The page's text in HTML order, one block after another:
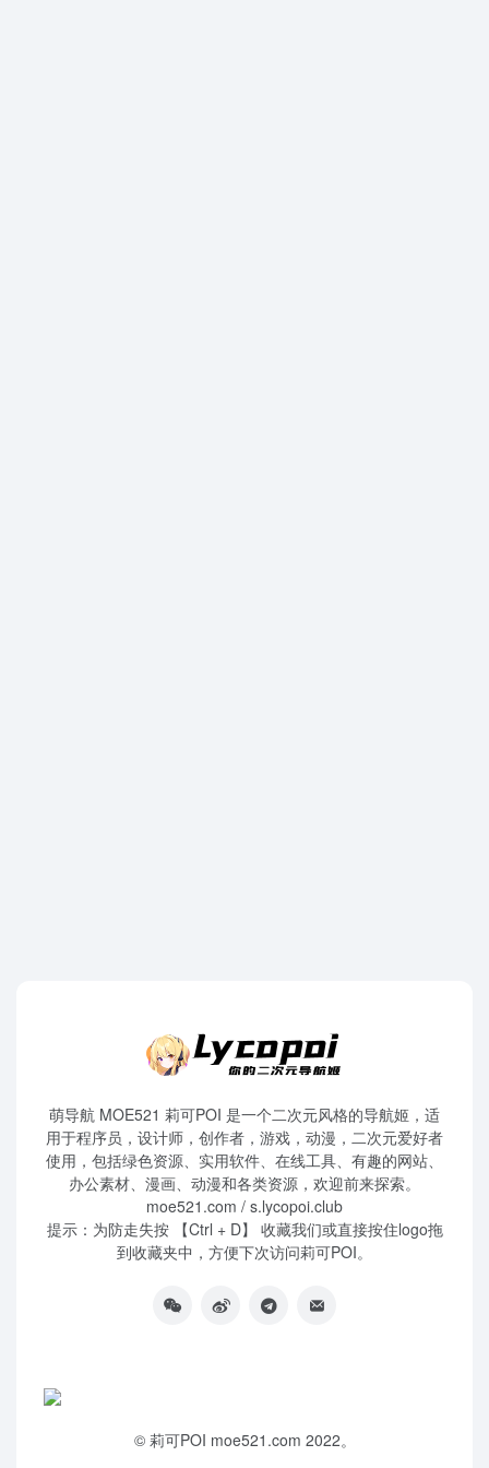
萌导航 MOE521 莉可POI 是一个二次元风格的导航姬，适
用于程序员，设计师，创作者，游戏，动漫，二次元爱好者
使用，包括绿色资源、实用软件、在线工具、有趣的网站、
办公素材、漫画、动漫和各类资源，欢迎前来探索。
moe521.com / s.lycopoi.club
提示：为防走失按 【Ctrl + D】 收藏我们或直接按住logo拖
到收藏夹中，方便下次访问莉可POI。
© 莉可POI moe521.com 2022。